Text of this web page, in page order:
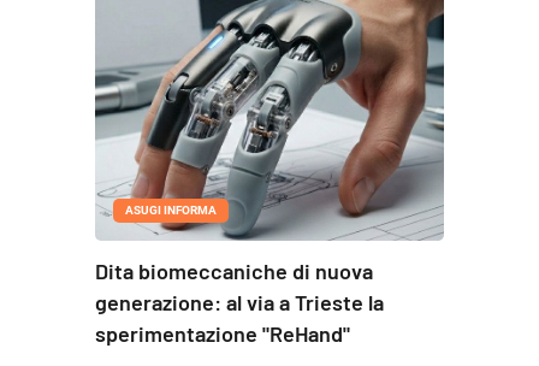
ASUGI INFORMA
Dita biomeccaniche di nuova
generazione: al via a Trieste la
sperimentazione "ReHand"